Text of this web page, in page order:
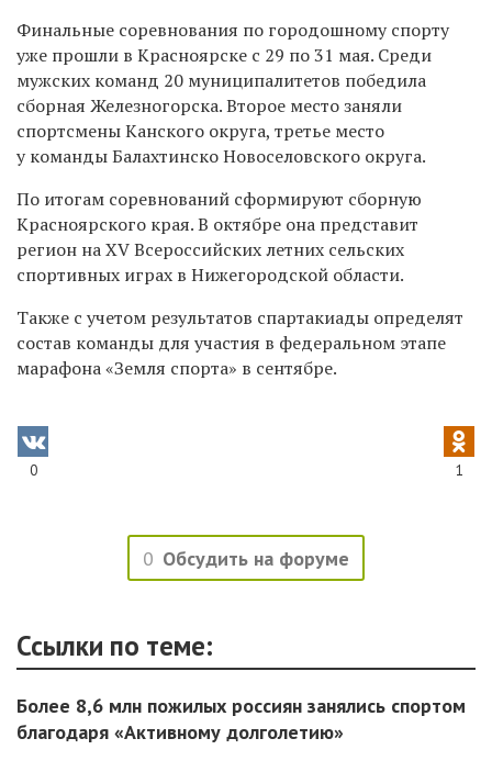
Финальные соревнования по городошному спорту
уже прошли в Красноярске с 29 по 31 мая. Среди
мужских команд 20 муниципалитетов победила
сборная Железногорска. Второе место заняли
спортсмены Канского округа, третье место
у команды Балахтинско Новоселовского округа.
По итогам соревнований сформируют сборную
Красноярского края. В октябре она представит
регион на XV Всероссийских летних сельских
спортивных играх в Нижегородской области.
Также с учетом результатов спартакиады определят
состав команды для участия в федеральном этапе
марафона «Земля спорта» в сентябре.
0 1
0 Обсудить на форуме
Ссылки по теме:
Более 8,6 млн пожилых россиян занялись спортом
благодаря «Активному долголетию»